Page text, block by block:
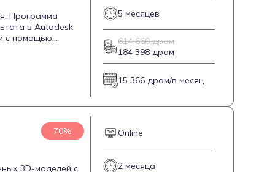
Программа
в Autodesk
с помощью
5 месяцев
614 660 драм
184 398 драм
15 366 драм/в месяц
70%
3D-моделей с
Online
2 месяца